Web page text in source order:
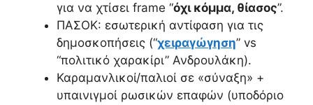
για να χτίσει frame “όχι κόμμα, θίασος”.
ΠΑΣΟΚ: εσωτερική αντίφαση για τις
δημοσκοπήσεις (“χειραγώγηση” vs
“πολιτικό χαρακίρι” Ανδρουλάκη).
Καραμανλικοί/παλιοί σε «σύναξη» +
υπαινιγμοί ρωσικών επαφών (υποδόριο